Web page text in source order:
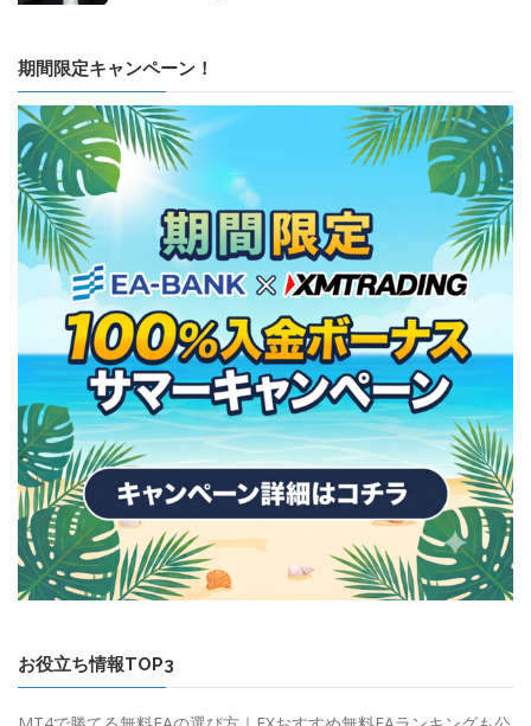
期間限定キャンペーン！
お役立ち情報TOP3